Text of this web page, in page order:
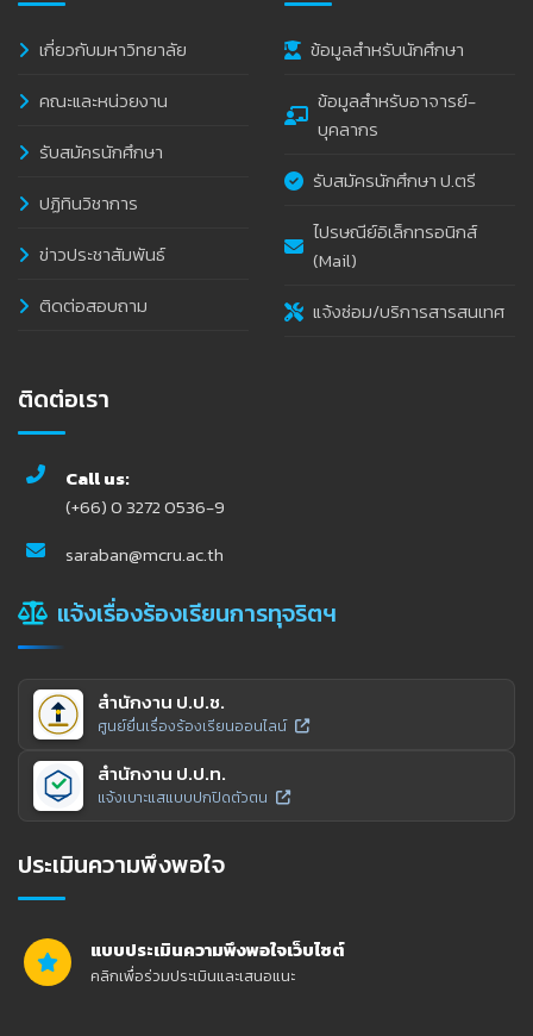
เกี่ยวกับมหาวิทยาลัย
คณะและหน่วยงาน
รับสมัครนักศึกษา
ปฏิทินวิชาการ
ข่าวประชาสัมพันธ์
ติดต่อสอบถาม
ข้อมูลสำหรับนักศึกษา
ข้อมูลสำหรับอาจารย์-
บุคลากร
รับสมัครนักศึกษา ป.ตรี
ไปรษณีย์อิเล็กทรอนิกส์
(Mail)
แจ้งซ่อม/บริการสารสนเทศ
ติดต่อเรา
Call us:
(+66) 0 3272 0536-9
saraban@mcru.ac.th
แจ้งเรื่องร้องเรียนการทุจริตฯ
สำนักงาน ป.ป.ช.
ศูนย์ยื่นเรื่องร้องเรียนออนไลน์
สำนักงาน ป.ป.ท.
แจ้งเบาะแสแบบปกปิดตัวตน
ประเมินความพึงพอใจ
แบบประเมินความพึงพอใจเว็บไซต์
คลิกเพื่อร่วมประเมินและเสนอแนะ